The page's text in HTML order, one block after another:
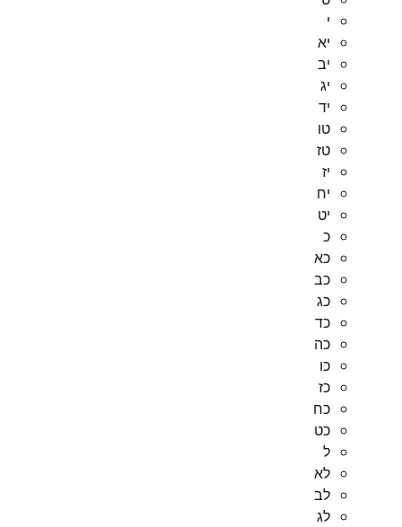
י
יא
יב
יג
יד
טו
טז
יז
יח
יט
כ
כא
כב
כג
כד
כה
כו
כז
כח
כט
ל
לא
לב
לג